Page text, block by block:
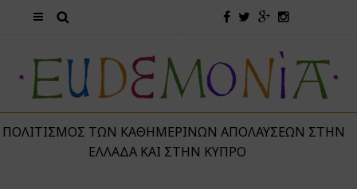
ΤΩΝ ΚΑΘΗΜΕΡΙΝΏΝ ΑΠΟΛΑΎΣΕΩΝ ΣΤΗΝ
ΕΛΛΆΔΑ ΚΑΙ ΣΤΗΝ ΚΎΠΡΟ